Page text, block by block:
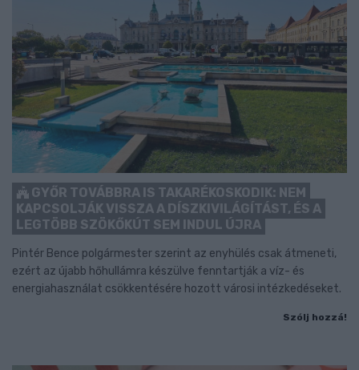
GYŐR TOVÁBBRA IS TAKARÉKOSKODIK: NEM
KAPCSOLJÁK VISSZA A DÍSZKIVILÁGÍTÁST, ÉS A
LEGTÖBB SZÖKŐKÚT SEM INDUL ÚJRA
Pintér Bence polgármester szerint az enyhülés csak átmeneti,
ezért az újabb hőhullámra készülve fenntartják a víz- és
energiahasználat csökkentésére hozott városi intézkedéseket.
Szólj hozzá!